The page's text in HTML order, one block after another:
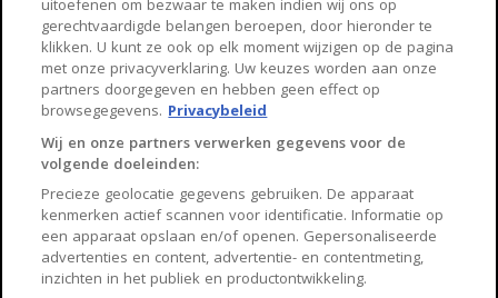
Huisnet
Over Huisnet
Algemene voorwaarden
Privacybeleid
Contact
Sitemap
uitoefenen om bezwaar te maken indien wij ons op
gerechtvaardigde belangen beroepen, door hieronder te
klikken. U kunt ze ook op elk moment wijzigen op de pagina
met onze privacyverklaring. Uw keuzes worden aan onze
partners doorgegeven en hebben geen effect op
browsegegevens. Privacybeleid
Wij en onze partners verwerken gegevens voor de
volgende doeleinden:
Precieze geolocatie gegevens gebruiken. De apparaat
kenmerken actief scannen voor identificatie. Informatie op
een apparaat opslaan en/of openen. Gepersonaliseerde
advertenties en content, advertentie- en contentmeting,
inzichten in het publiek en productontwikkeling.